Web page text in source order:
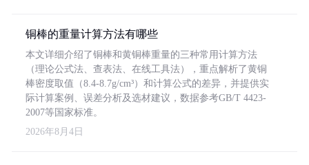
铜棒的重量计算方法有哪些
本文详细介绍了铜棒和黄铜棒重量的三种常用计算方法
（理论公式法、查表法、在线工具法），重点解析了黄铜
棒密度取值（8.4-8.7g/cm³）和计算公式的差异，并提供实
际计算案例、误差分析及选材建议，数据参考GB/T 4423-
2007等国家标准。
2026年8月4日